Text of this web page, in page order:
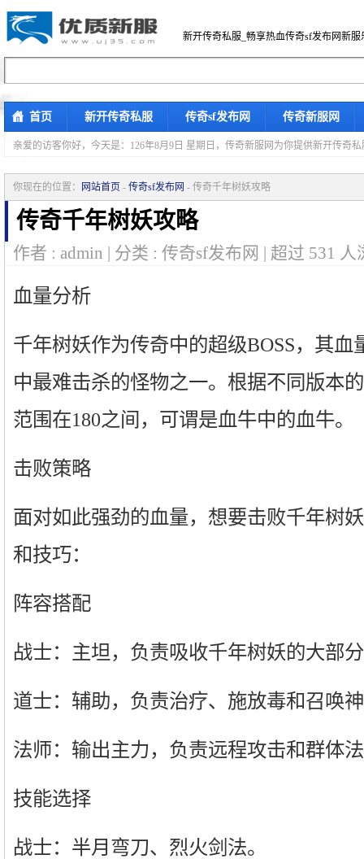
新开传奇私服_畅享热血传奇sf发布网新服
首页 新开传奇私服 传奇sf发布网 传奇新服网
亲爱的访客你好， 今天是：126年8月9日 星期日，传奇新服网为你提供新开传奇
你现在的位置： 网站首页 - 传奇sf发布网 - 传奇千年树妖攻略
传奇千年树妖攻略
作者 : admin | 分类 : 传奇sf发布网 | 超过 531 人
血量分析
千年树妖作为传奇中的超级BOSS，其
中最难击杀的怪物之一。根据不同版本
范围在180之间，可谓是血牛中的血牛。
击败策略
面对如此强劲的血量，想要击败千年树
和技巧：
阵容搭配
战士：主坦，负责吸收千年树妖的大部
道士：辅助，负责治疗、施放毒和召唤
法师：输出主力，负责远程攻击和群体
技能选择
战士：半月弯刀、烈火剑法。